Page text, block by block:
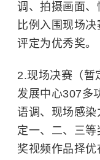
调、拍摄画面
比例入围现场
评定为优秀奖。
2.现场决赛（暂
发展中心307多
语调、现场感
定一、二、三
奖视频作品择